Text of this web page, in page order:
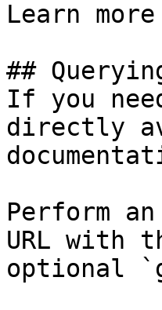
Learn
##
If you
directly
Perform
URL with
optional